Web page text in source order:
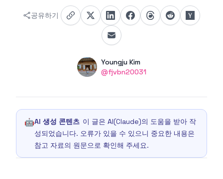
공유하기
Name
Youngju Kim
Twitter
@fjvbn20031
🤖AI 생성 콘텐츠 이 글은 AI(Claude)의 도움을 받아 작
성되었습니다. 오류가 있을 수 있으니 중요한 내용은
참고 자료의 원문으로 확인해 주세요.